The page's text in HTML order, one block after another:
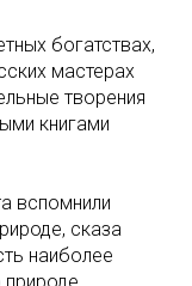
богатствах,
мастерах
творения
книгами
вспомнили
сказа
наиболее